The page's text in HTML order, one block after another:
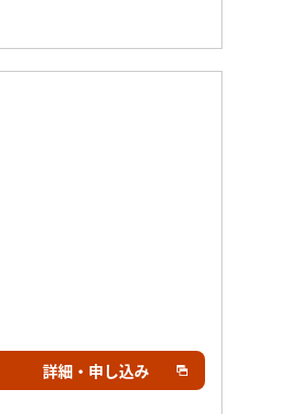
詳細・申し込み